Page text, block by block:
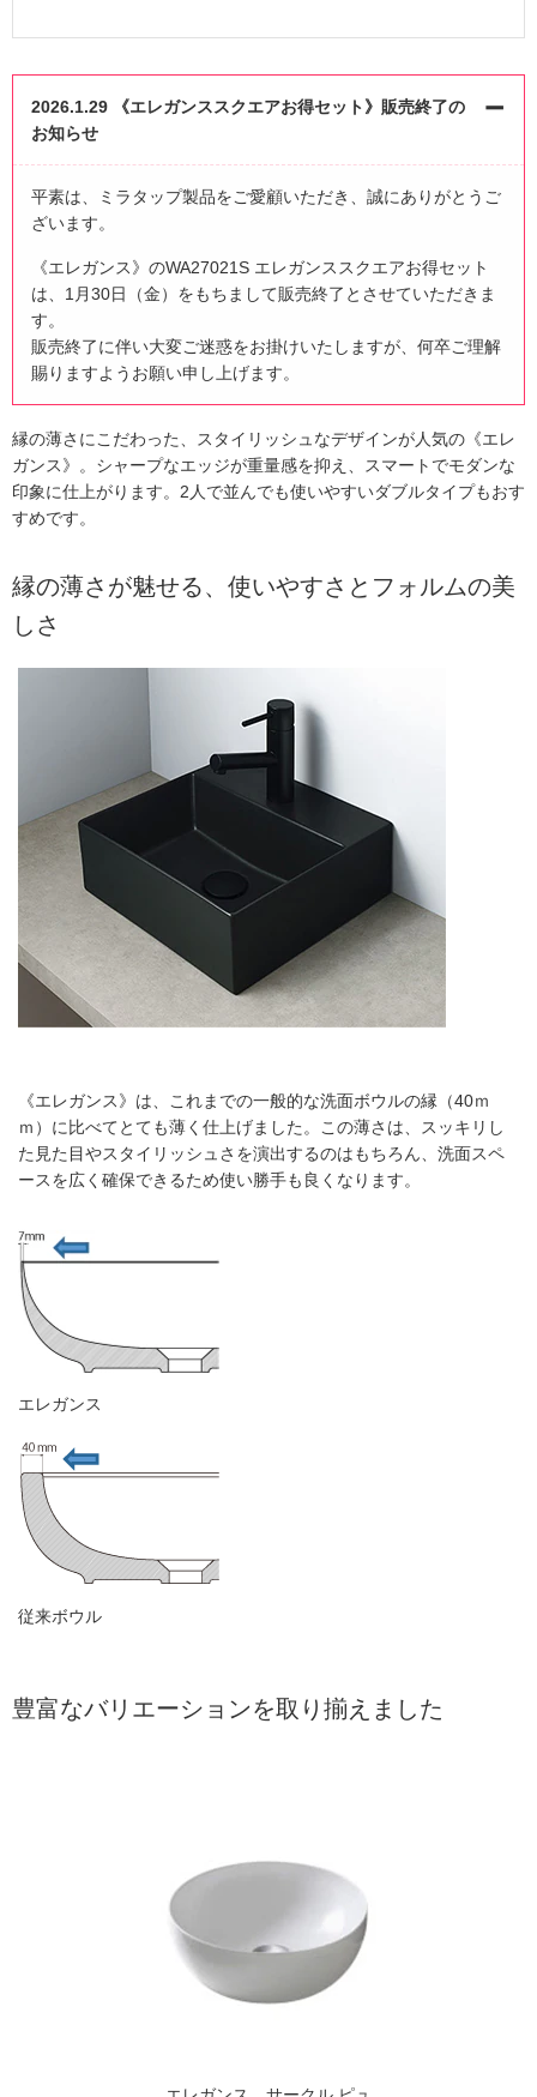
2026.1.29 《エレガンススクエアお得セット》販売終了の
お知らせ
平素は、ミラタップ製品をご愛顧いただき、誠にありがとうご
ざいます。
《エレガンス》のWA27021S エレガンススクエアお得セット
は、1月30日（金）をもちまして販売終了とさせていただきま
す。
販売終了に伴い大変ご迷惑をお掛けいたしますが、何卒ご理解
賜りますようお願い申し上げます。
縁の薄さにこだわった、スタイリッシュなデザインが人気の《エレ
ガンス》。シャープなエッジが重量感を抑え、スマートでモダンな
印象に仕上がります。2人で並んでも使いやすいダブルタイプもおす
すめです。
縁の薄さが魅せる、使いやすさとフォルムの美
しさ
《エレガンス》は、これまでの一般的な洗面ボウルの縁（40ｍ
ｍ）に比べてとても薄く仕上げました。この薄さは、スッキリし
た見た目やスタイリッシュさを演出するのはもちろん、洗面スペ
ースを広く確保できるため使い勝手も良くなります。
エレガンス
従来ボウル
豊富なバリエーションを取り揃えました